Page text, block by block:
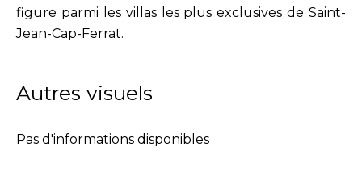
figure parmi les villas les plus exclusives de Saint-
Jean-Cap-Ferrat.
Autres visuels
Pas d'informations disponibles